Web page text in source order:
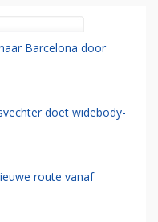
Barcelona door
doet widebody-
route vanaf